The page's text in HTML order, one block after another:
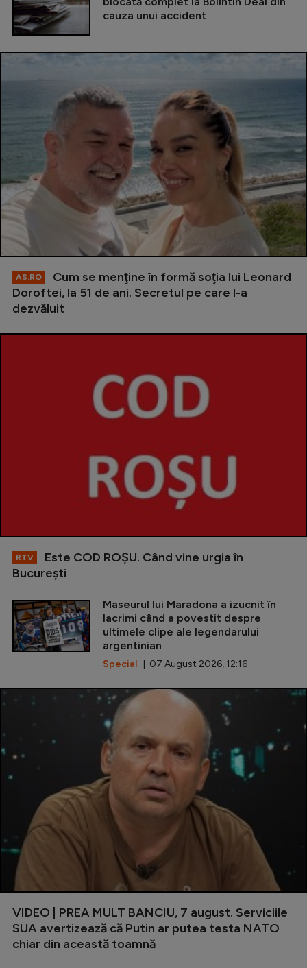
cauza unui accident
AS.RO
Cum se menţine în formă soţia lui Leonard
Doroftei, la 51 de ani. Secretul pe care l-a
dezvăluit
RTV
Este COD ROŞU. Când vine urgia în
Bucureşti
Maseurul lui Maradona a izucnit în
lacrimi când a povestit despre
ultimele clipe ale legendarului
argentinian
Special | 07 August 2026, 12:16
VIDEO | PREA MULT BANCIU, 7 august. Serviciile
SUA avertizează că Putin ar putea testa NATO
chiar din această toamnă